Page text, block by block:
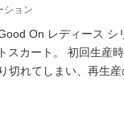
ション
On レディース シ
スカート。 初回生産
切れてしまい、再生